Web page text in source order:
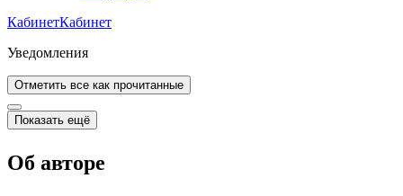
КабинетКабинет
Уведомления
Отметить все как прочитанные
Показать ещё
Об авторе